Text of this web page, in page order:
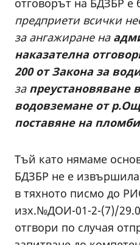
отговорът на БДЗБР е
предприети всички
за ангажиране на
наказателна
200 от Закона за
за преустановяване
водовземане от
поставяне на пломби
Тъй като нямаме
БДЗБР не е
в тяхното писмо до
изх.№ДОИ-01-2-(7)/
отгвори по случая